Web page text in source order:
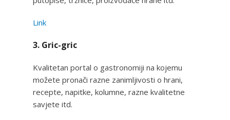
Link
3. Gric-gric
Kvalitetan portal o gastronomiji na kojemu
možete pronači razne zanimljivosti o hrani,
recepte, napitke, kolumne, razne kvalitetne
savjete itd.